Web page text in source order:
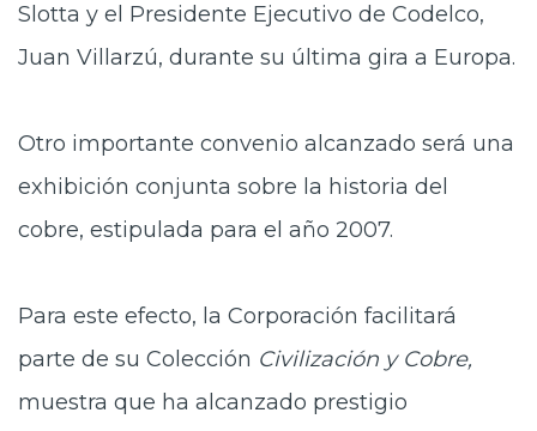
Slotta y el Presidente Ejecutivo de Codelco,
Juan Villarzú, durante su última gira a Europa.
Otro importante convenio alcanzado será una
exhibición conjunta sobre la historia del
cobre, estipulada para el año 2007.
Para este efecto, la Corporación facilitará
parte de su Colección Civilización y Cobre,
muestra que ha alcanzado prestigio